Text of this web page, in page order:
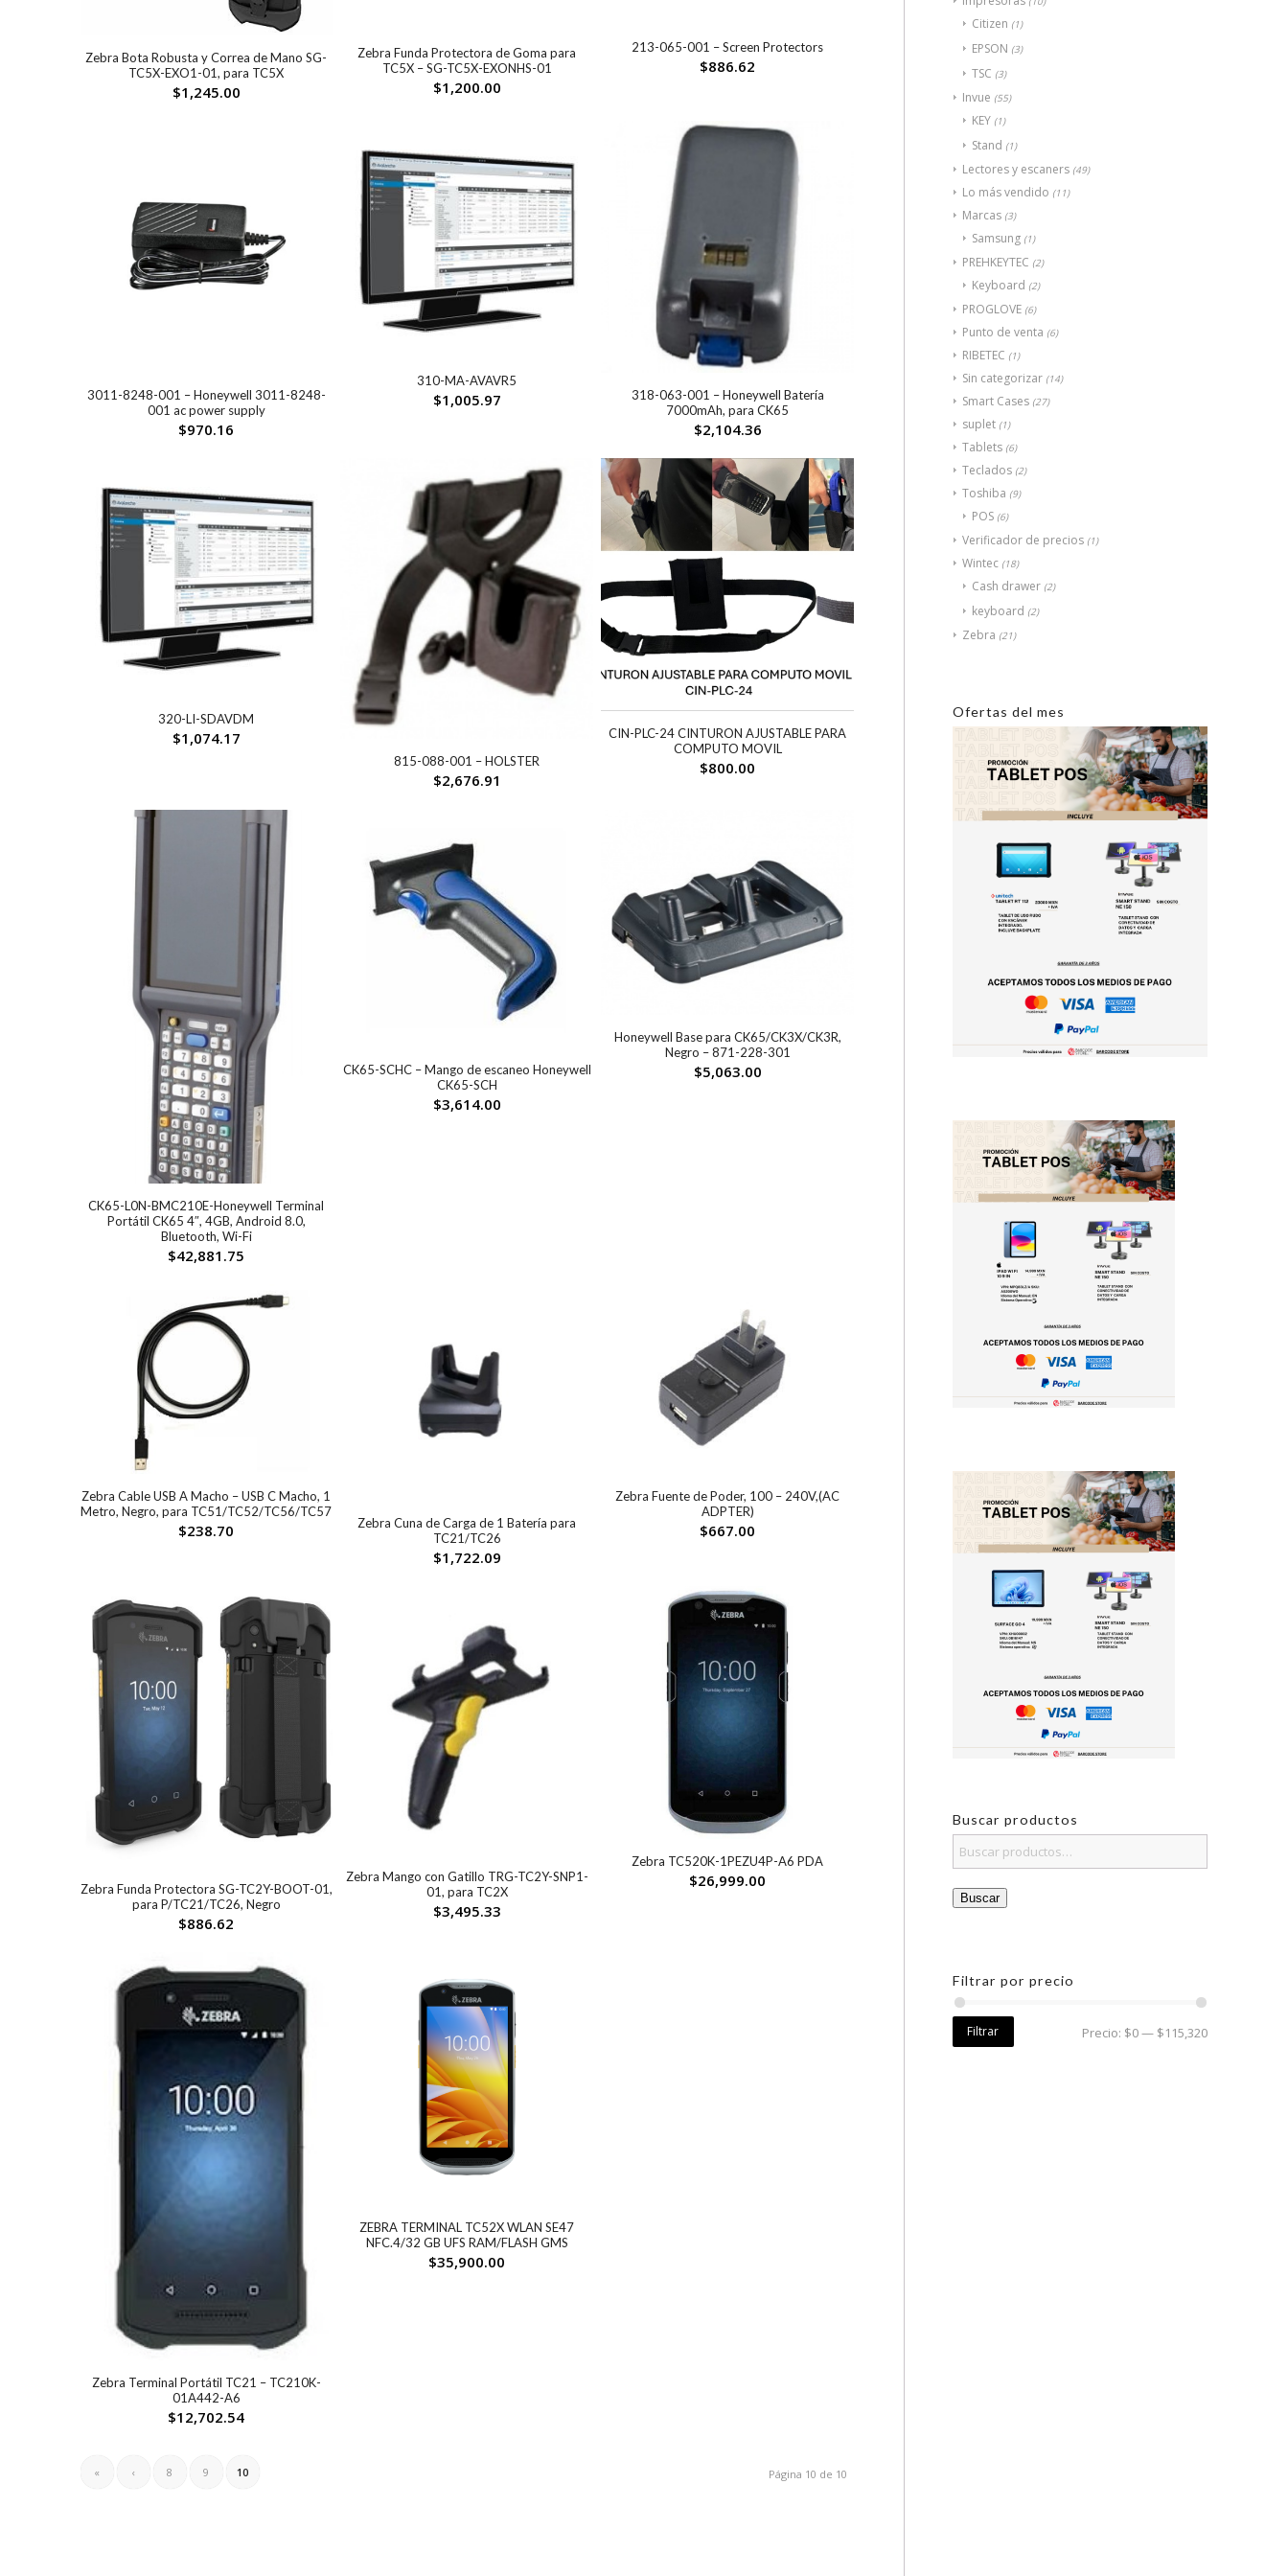
Zebra Bota Robusta y Correa de Mano SG-
TC5X-EXO1-01, para TC5X
$1,245.00
Zebra Funda Protectora de Goma para
TC5X – SG-TC5X-EXONHS-01
$1,200.00
213-065-001 – Screen Protectors
$886.62
3011-8248-001 – Honeywell 3011-8248-
001 ac power supply
$970.16
310-MA-AVAVR5
$1,005.97
318-063-001 – Honeywell Batería
7000mAh, para CK65
$2,104.36
320-LI-SDAVDM
$1,074.17
815-088-001 – HOLSTER
$2,676.91
CIN-PLC-24 CINTURON AJUSTABLE PARA
COMPUTO MOVIL
$800.00
CK65-L0N-BMC210E-Honeywell Terminal
Portátil CK65 4″, 4GB, Android 8.0,
Bluetooth, Wi-Fi
$42,881.75
CK65-SCHC – Mango de escaneo Honeywell
CK65-SCH
$3,614.00
Honeywell Base para CK65/CK3X/CK3R,
Negro – 871-228-301
$5,063.00
Zebra Cable USB A Macho – USB C Macho, 1
Metro, Negro, para TC51/TC52/TC56/TC57
$238.70
Zebra Cuna de Carga de 1 Batería para
TC21/TC26
$1,722.09
Zebra Fuente de Poder, 100 – 240V,(AC
ADPTER)
$667.00
Zebra Funda Protectora SG-TC2Y-BOOT-01,
para P/TC21/TC26, Negro
$886.62
Zebra Mango con Gatillo TRG-TC2Y-SNP1-
01, para TC2X
$3,495.33
Zebra TC520K-1PEZU4P-A6 PDA
$26,999.00
Zebra Terminal Portátil TC21 – TC210K-
01A442-A6
$12,702.54
ZEBRA TERMINAL TC52X WLAN SE47
NFC.4/32 GB UFS RAM/FLASH GMS
$35,900.00
Página 10 de 10
« ‹ 8 9 10
Citizen (1)
EPSON (3)
TSC (3)
Invue (55)
KEY (1)
Stand (1)
Lectores y escaners (49)
Lo más vendido (11)
Marcas (3)
Samsung (1)
PREHKEYTEC (2)
Keyboard (2)
PROGLOVE (6)
Punto de venta (6)
RIBETEC (1)
Sin categorizar (14)
Smart Cases (27)
suplet (1)
Tablets (6)
Teclados (2)
Toshiba (9)
POS (6)
Verificador de precios (1)
Wintec (18)
Cash drawer (2)
keyboard (2)
Zebra (21)
Ofertas del mes
Buscar productos
Buscar
Filtrar por precio
Filtrar Precio: $0— $115,320